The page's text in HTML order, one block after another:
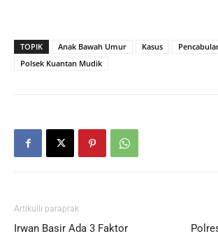
TOPIK Anak Bawah Umur Kasus
Polsek Kuantan Mudik
Artikulli paraprak
Irwan Basir Ada 3 Faktor